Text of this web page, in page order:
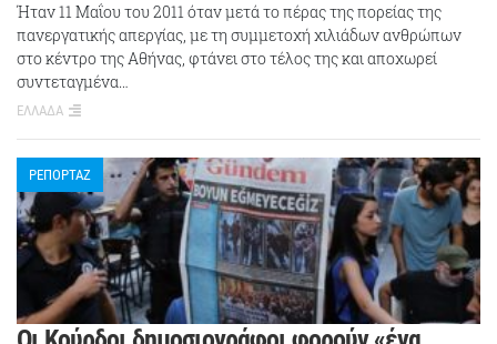
Ήταν 11 Μαΐου του 2011 όταν μετά το πέρας της πορείας της
πανεργατικής απεργίας, με τη συμμετοχή χιλιάδων ανθρώπων
στο κέντρο της Αθήνας, φτάνει στο τέλος της και αποχωρεί
συντεταγμένα…
ΕΛΛΑΔΑ
ΡΕΠΟΡΤΑΖ